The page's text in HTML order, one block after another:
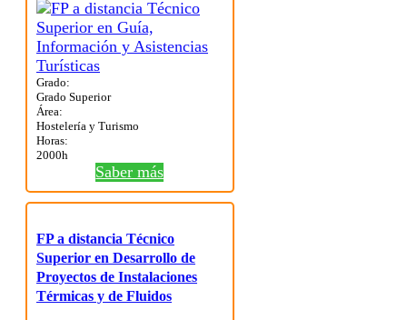
Grado:
Grado Superior
Área:
Hostelería y Turismo
Horas:
2000h
Saber más
FP a distancia Técnico
Superior en Desarrollo de
Proyectos de Instalaciones
Térmicas y de Fluidos